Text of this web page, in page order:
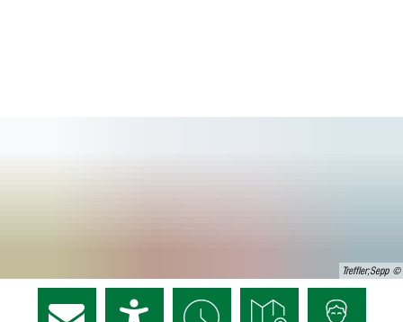
Treffler;Sepp